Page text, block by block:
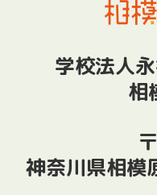
学校法人
相
神奈川県相